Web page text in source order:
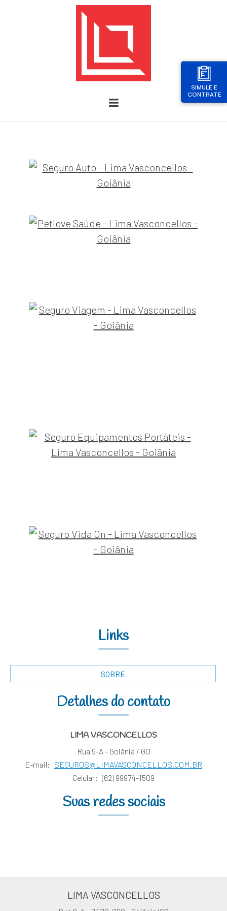
SIMULE E
CONTRATE
Links
SOBRE
Detalhes do contato
LIMA VASCONCELLOS
Rua 9-A - Goiânia / GO
E-mail: SEGUROS@LIMAVASCONCELLOS.COM.BR
Celular: (62) 99974-1509
Suas redes sociais
LIMA VASCONCELLOS